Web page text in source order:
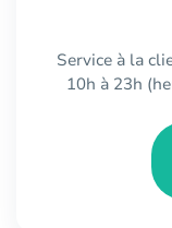
Service à la
10h à 23h